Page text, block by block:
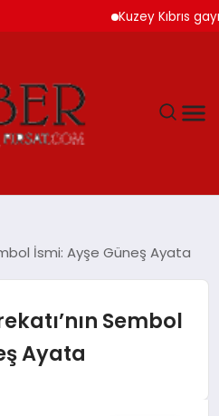
Kuzey Kıbrıs
İsmi: Ayşe Güneş Ayata
Sembol
Ayata